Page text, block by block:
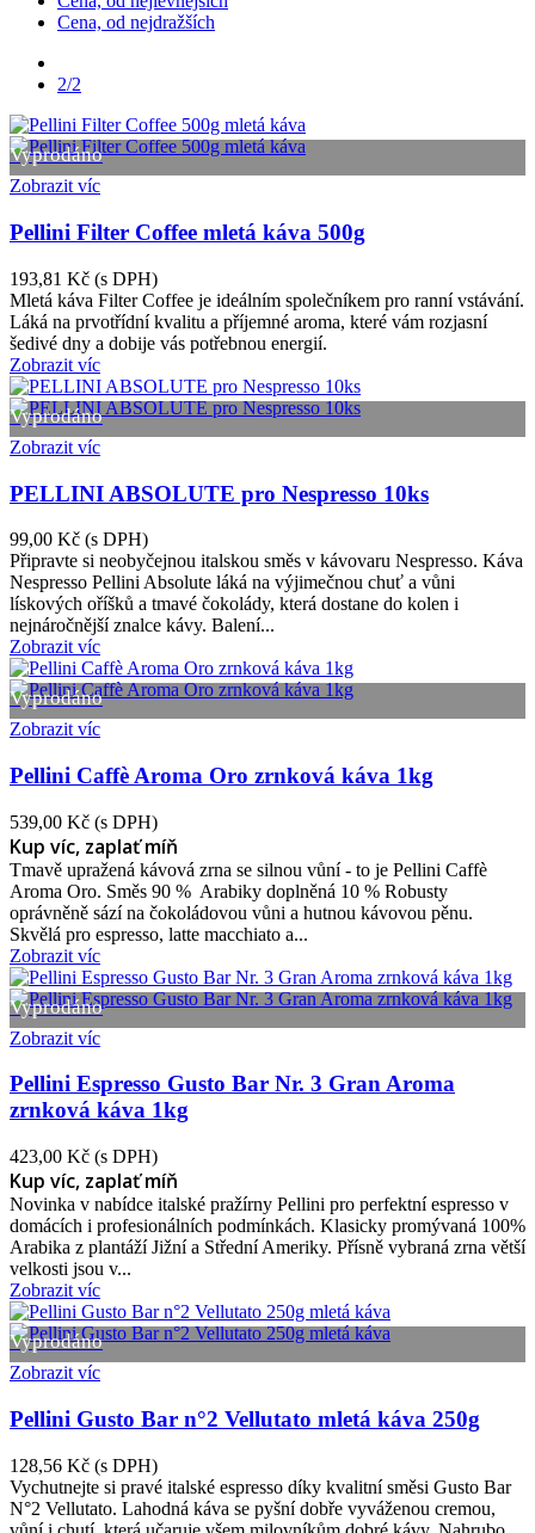
Cena, od nejdražších
2/2
Vyprodáno
Zobrazit víc
Pellini Filter Coffee mletá káva 500g
193,81 Kč (s DPH)
Mletá káva Filter Coffee je ideálním společníkem pro ranní vstávání.
Láká na prvotřídní kvalitu a příjemné aroma, které vám rozjasní
šedivé dny a dobije vás potřebnou energií.
Zobrazit víc
Vyprodáno
Zobrazit víc
PELLINI ABSOLUTE pro Nespresso 10ks
99,00 Kč (s DPH)
Připravte si neobyčejnou italskou směs v kávovaru Nespresso. Káva
Nespresso Pellini Absolute láká na výjimečnou chuť a vůni
lískových oříšků a tmavé čokolády, která dostane do kolen i
nejnáročnější znalce kávy. Balení...
Zobrazit víc
Vyprodáno
Zobrazit víc
Pellini Caffè Aroma Oro zrnková káva 1kg
539,00 Kč (s DPH)
Kup víc, zaplať míň
Tmavě upražená kávová zrna se silnou vůní - to je Pellini Caffè
Aroma Oro. Směs 90 % Arabiky doplněná 10 % Robusty
oprávněně sází na čokoládovou vůni a hutnou kávovou pěnu.
Skvělá pro espresso, latte macchiato a...
Zobrazit víc
Vyprodáno
Zobrazit víc
Pellini Espresso Gusto Bar Nr. 3 Gran Aroma
zrnková káva 1kg
423,00 Kč (s DPH)
Kup víc, zaplať míň
Novinka v nabídce italské pražírny Pellini pro perfektní espresso v
domácích i profesionálních podmínkách. Klasicky promývaná 100%
Arabika z plantáží Jižní a Střední Ameriky. Přísně vybraná zrna větší
velkosti jsou v...
Zobrazit víc
Vyprodáno
Zobrazit víc
Pellini Gusto Bar n°2 Vellutato mletá káva 250g
128,56 Kč (s DPH)
Vychutnejte si pravé italské espresso díky kvalitní směsi Gusto Bar
N°2 Vellutato. Lahodná káva se pyšní dobře vyváženou cremou,